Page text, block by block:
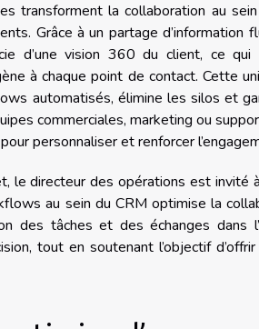
transforment la collaboration au
Grâce à un partage
d’une vision 360 du client, ce
à chaque point de contact. Cette
automatisés, élimine les silos et
commerciales, marketing ou
personnaliser et renforcer
le directeur des opérations est
au sein du CRM optimise la
des tâches et des échanges dans
tout en soutenant l’objectif